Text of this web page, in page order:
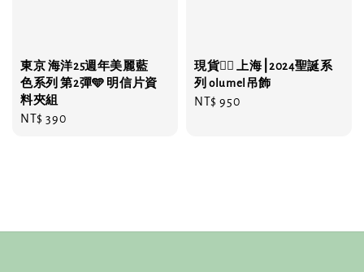
東京 海洋25週年美麗藍
色系列 第2彈🩵 明信片資
料夾組
Regular
NT$ 390
現貨❤️‍🔥 上海⎮2024聖誕系
列 olumel吊飾
Regular
NT$ 950